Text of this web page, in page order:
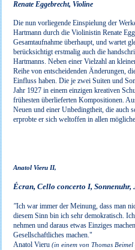
Renate Eggebrecht, Violine
Die nun vorliegende Einspielung der
Hartmann durch die Violinistin Renate
Gesamtaufnahme überhaupt, und wartet
berücksichtigt erstmalig auch die
Hartmanns. Neben einer Vielzahl an
Reihe von entscheidenden Änderungen,
Einfluss haben. Die je zwei Suiten und
Jahr 1927 in einem einzigen kreativen
frühesten überlieferten Kompositionen.
Neuen und einer Unbedingtheit, die auch
erprobte er sich weltoffen in allen
Anatol Vieru II,
Écran, Cello concerto I, Sonnenuhr,
"Ich war immer der Meinung, dass man
diesem Sinn bin ich sehr demokratisch.
nehmen und daraus etwas Einziges
Gesellschaftliches machen."
Anatol Vieru (in einem von Thomas